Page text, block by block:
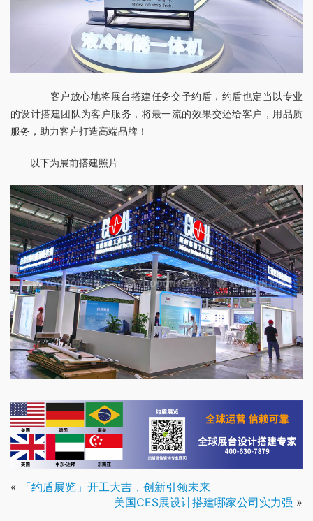
客户放心地将展台搭建任务交予约盾，约盾也定当以专业
的设计搭建团队为客户服务，将最一流的效果交还给客户，用品质
服务，助力客户打造高端品牌！
以下为展前搭建照片
«
「约盾展览」开工大吉，创新引领未来
美国CES展设计搭建哪家公司实力强 »